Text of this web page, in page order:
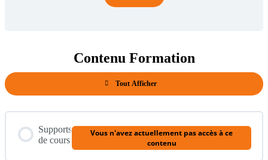
Contenu Formation
Tout Afficher
Modules
Supports
de cours
Vous n'avez actuellement pas accès à ce
contenu